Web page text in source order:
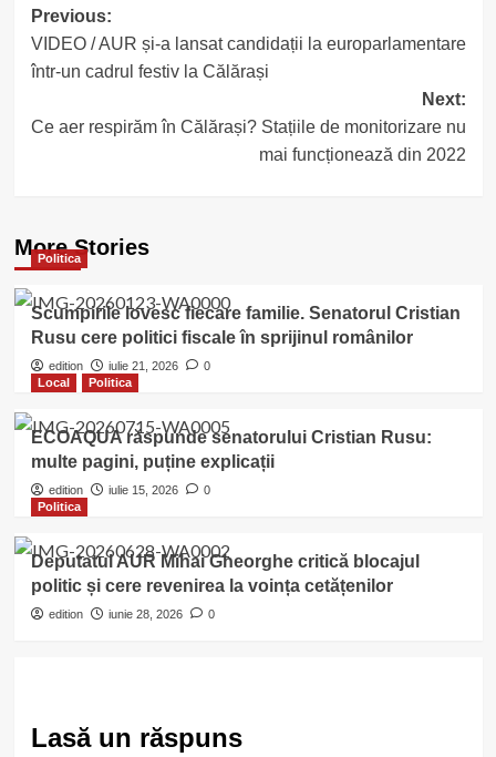
Post
navigation
Previous:
VIDEO / AUR și-a lansat candidații la europarlamentare
într-un cadrul festiv la Călărași
Next:
Ce aer respirăm în Călărași? Stațiile de monitorizare nu
mai funcționează din 2022
More Stories
Politica
Scumpirile lovesc fiecare familie. Senatorul Cristian
Rusu cere politici fiscale în sprijinul românilor
edition iulie 21, 2026
0
Local
Politica
ECOAQUA răspunde senatorului Cristian Rusu:
multe pagini, puține explicații
edition iulie 15, 2026
0
Politica
Deputatul AUR Mihai Gheorghe critică blocajul
politic și cere revenirea la voința cetățenilor
edition iunie 28, 2026 0
Lasă un răspuns